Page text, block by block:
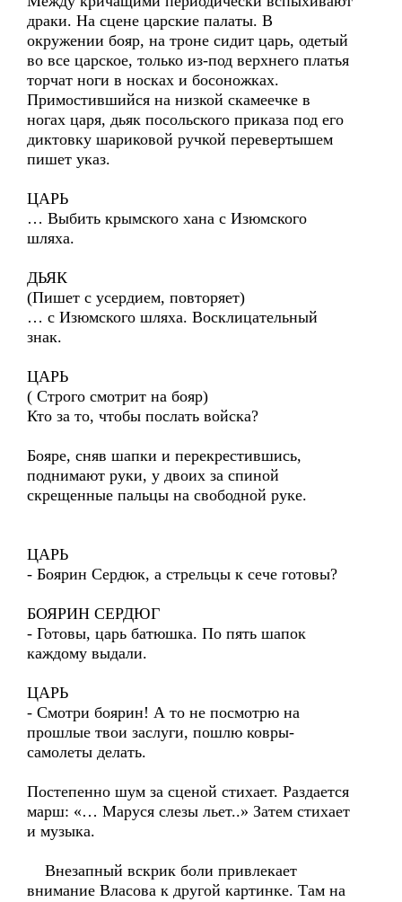
драки. На сцене царские палаты. В
окружении бояр, на троне сидит царь, одетый
во все царское, только из-под верхнего платья
торчат ноги в носках и босоножках.
Примостившийся на низкой скамеечке в
ногах царя, дьяк посольского приказа под его
диктовку шариковой ручкой перевертышем
пишет указ.
ЦАРЬ
… Выбить крымского хана с Изюмского
шляха.
ДЬЯК
(Пишет с усердием, повторяет)
… с Изюмского шляха. Восклицательный
знак.
ЦАРЬ
( Строго смотрит на бояр)
Кто за то, чтобы послать войска?
Бояре, сняв шапки и перекрестившись,
поднимают руки, у двоих за спиной
скрещенные пальцы на свободной руке.
ЦАРЬ
- Боярин Сердюк, а стрельцы к сече готовы?
БОЯРИН СЕРДЮГ
- Готовы, царь батюшка. По пять шапок
каждому выдали.
ЦАРЬ
- Смотри боярин! А то не посмотрю на
прошлые твои заслуги, пошлю ковры-
самолеты делать.
Постепенно шум за сценой стихает. Раздается
марш: «… Маруся слезы льет..» Затем стихает
и музыка.
Внезапный вскрик боли привлекает
внимание Власова к другой картинке. Там на